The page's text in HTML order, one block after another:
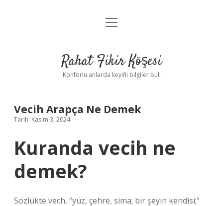
Anasayfa
Yasal Uyarı
menüyü
Rahat Fikir Köşesi
Konforlu anlarda keyifli bilgiler bul!
Vecih Arapça Ne Demek
Tarih: Kasım 3, 2024
Kuranda vecih ne
demek?
Sözlükte vech, “yüz, çehre, sima; bir şeyin kendisi;”